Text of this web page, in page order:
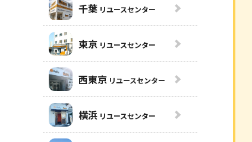
千葉 リユースセンター
東京 リユースセンター
西東京 リユースセンター
横浜 リユースセンター